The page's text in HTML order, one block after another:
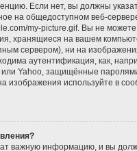
Если нет, вы должны
на общедоступном веб-
my-picture.gif. Вы не можете
хранящиеся на вашем
сервером), ни на
аутентификация, как,
Yahoo, защищённые
изображения используйте в
важную информацию, и вы